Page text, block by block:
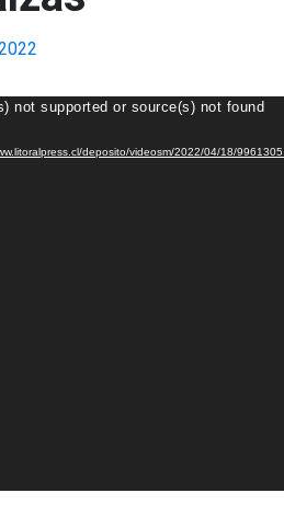
not supported or source(s) not found
deposito/videosm/2022/04/18/